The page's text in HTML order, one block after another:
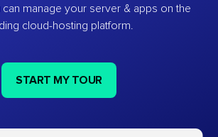
manage your server & apps on the
cloud-hosting platform.
START MY TOUR